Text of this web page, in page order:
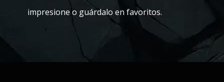
impresione o guárdalo en favoritos.